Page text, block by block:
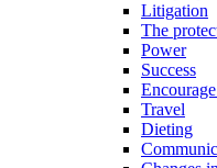
Litigation
The
Power
Success
Travel
Dieting